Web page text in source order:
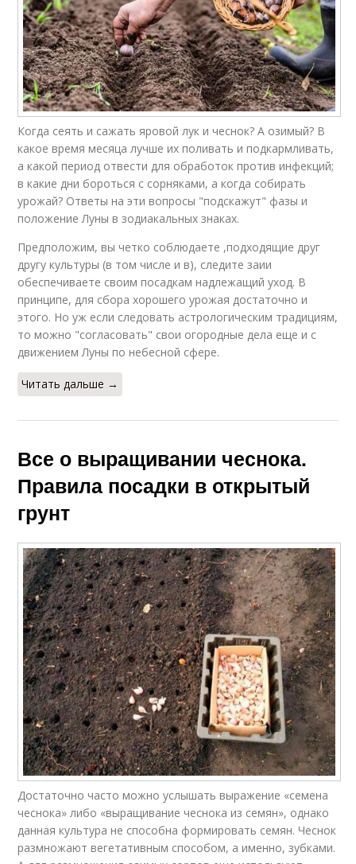
Когда сеять и сажать яровой лук и чеснок? А озимый? В
какое время месяца лучше их поливать и подкармливать,
а какой период отвести для обработок против инфекций;
в какие дни бороться с сорняками, а когда собирать
урожай? Ответы на эти вопросы "подскажут" фазы и
положение Луны в зодиакальных знаках.
Предположим, вы четко соблюдаете ,подходящие друг
другу культуры (в том числе и в), следите заии
обеспечиваете своим посадкам надлежащий уход. В
принципе, для сбора хорошего урожая достаточно и
этого. Но уж если следовать астрологическим традициям,
то можно "согласовать" свои огородные дела еще и с
движением Луны по небесной сфере.
Читать дальше →
Все о выращивании чеснока.
Правила посадки в открытый
грунт
Достаточно часто можно услышать выражение «семена
чеснока» либо «выращивание чеснока из семян», однако
данная культура не способна формировать семян. Чеснок
размножают вегетативным способом, а именно, зубками.